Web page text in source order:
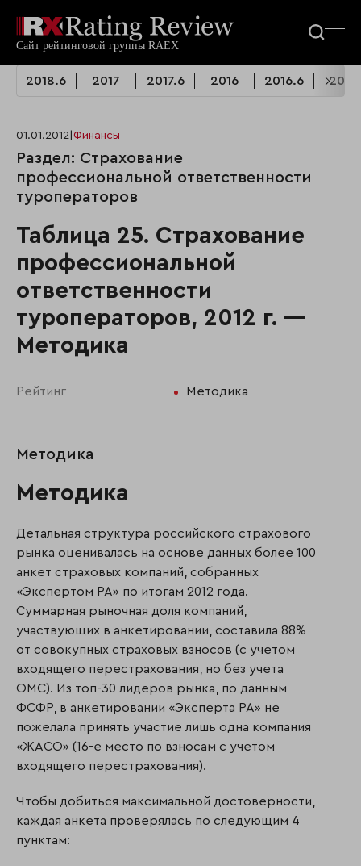
2018.6 2017 2017.6 2016 2016.6 2015
01.01.2012 Финансы
Раздел: Страхование
профессиональной ответственности
туроператоров
Таблица 25. Страхование
профессиональной
ответственности
туроператоров, 2012 г. —
Методика
Рейтинг Методика
Методика
Методика
Детальная структура российского страхового
рынка оценивалась на основе данных более 100
анкет страховых компаний, собранных
«Экспертом РА» по итогам 2012 года.
Суммарная рыночная доля компаний,
участвующих в анкетировании, составила 88%
от совокупных страховых взносов (с учетом
входящего перестрахования, но без учета
ОМС). Из топ-30 лидеров рынка, по данным
ФСФР, в анкетировании «Эксперта РА» не
пожелала принять участие лишь одна компания
«ЖАСО» (16-е место по взносам с учетом
входящего перестрахования).
Чтобы добиться максимальной достоверности,
каждая анкета проверялась по следующим 4
пунктам: